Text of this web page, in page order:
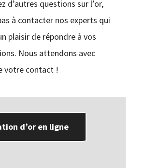
d’autres questions sur l’or,
à contacter nos experts qui
plaisir de répondre à vos
Nous attendons avec
votre contact !
d’or en ligne